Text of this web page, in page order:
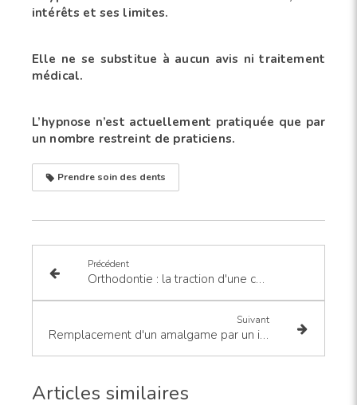
intérêts et ses limites.
Elle ne se substitue à aucun avis ni traitement
médical.
L’hypnose n’est actuellement pratiquée que par
un nombre restreint de praticiens.
Prendre soin des dents
Précédent
Orthodontie : la traction d'une canine palatine incluse
Suivant
Remplacement d'un amalgame par un inlay
Articles similaires